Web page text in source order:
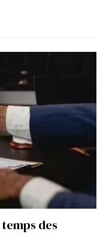
des